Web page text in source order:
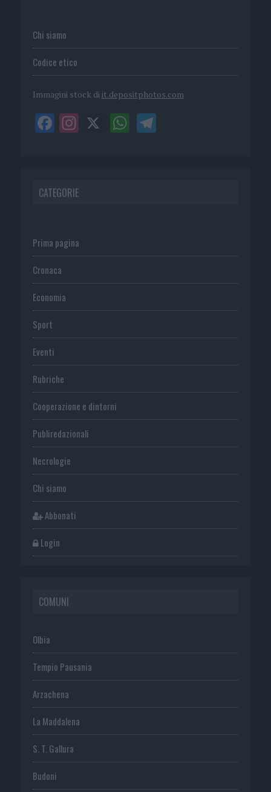
Chi siamo
Codice etico
Immagini stock di it.depositphotos.com
CATEGORIE
Prima pagina
Cronaca
Economia
Sport
Eventi
Rubriche
Cooperazione e dintorni
Publiredazionali
Necrologie
Chi siamo
Abbonati
Login
COMUNI
Olbia
Tempio Pausania
Arzachena
La Maddalena
S. T. Gallura
Budoni